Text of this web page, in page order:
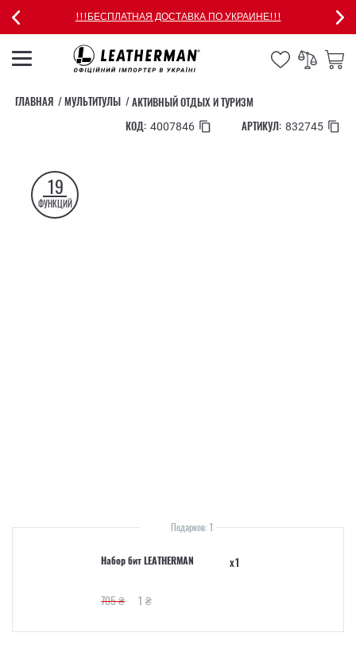
!!!БЕСПЛАТНАЯ ДОСТАВКА ПО УКРАИНЕ!!!
ГЛАВНАЯ МУЛЬТИТУЛЫ
АКТИВНЫЙ ОТДЫХ И ТУРИЗМ
КОД: 4007846 АРТИКУЛ: 832745
19
ФУНКЦИЙ
Подарков: 1
Набор бит LEATHERMAN x1
705 ₴ 1 ₴